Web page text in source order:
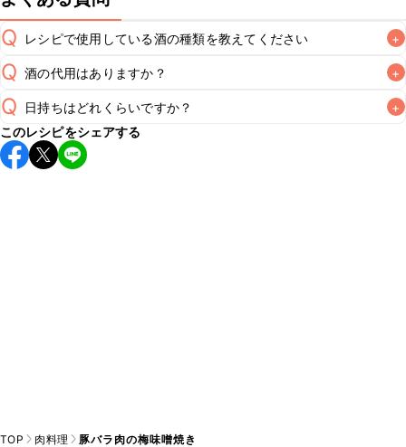
Q レシピで使用している酒の種類を教えてください +
A
Q 酒の代用はありますか？ +
A
Q 日持ちはどれくらいですか？ +
保存期間は冷蔵で翌日中が目安です。なるべくお早めにお召
し上がりください。
このレシピをシェアする
TOP 肉料理 豚バラ肉の梅味噌焼き